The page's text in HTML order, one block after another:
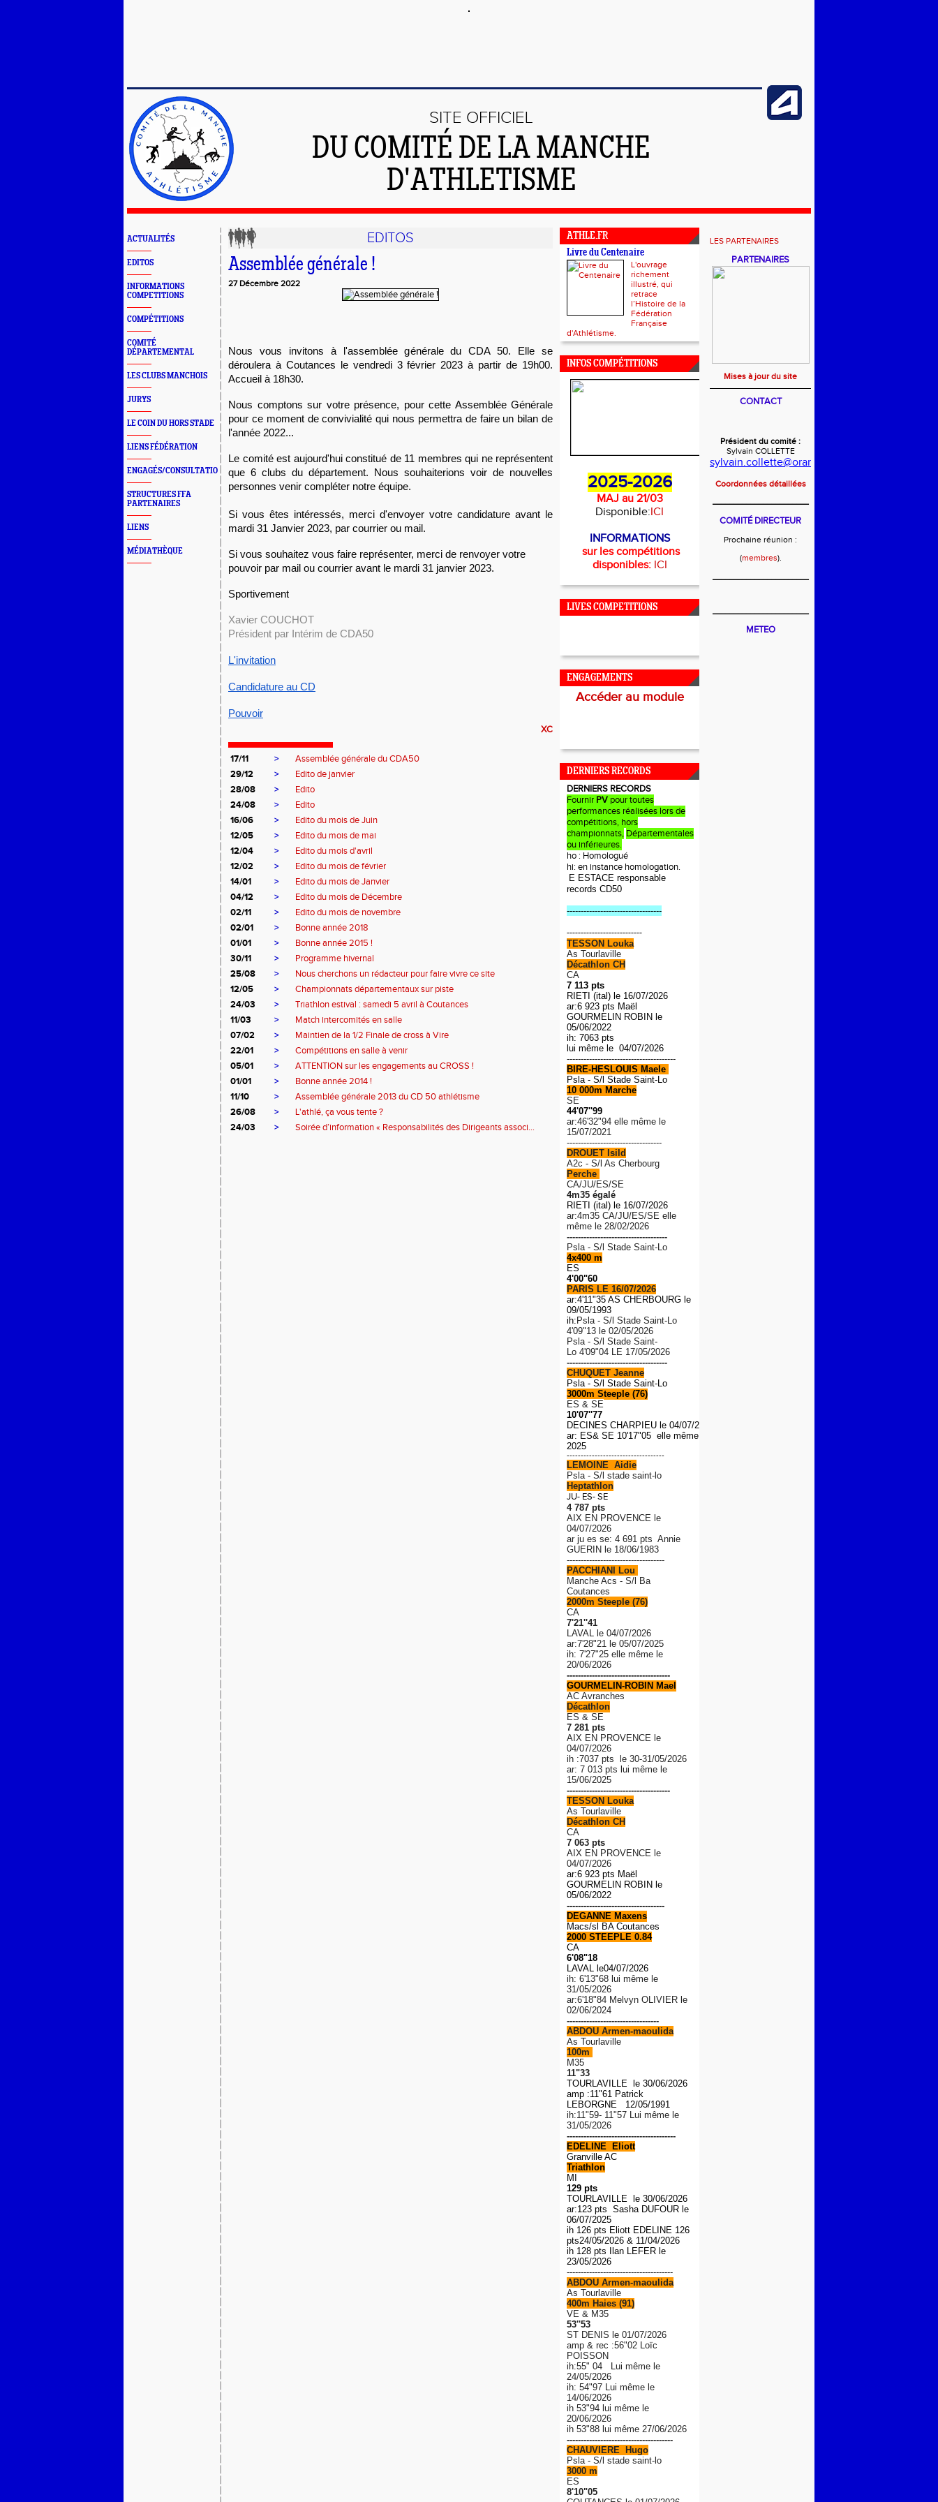
SITE OFFICIEL
DU COMITÉ DE LA MANCHE
D'ATHLETISME
ACTUALITÉS
EDITOS
INFORMATIONS
COMPETITIONS
COMPÉTITIONS
COMITÉ
DÉPARTEMENTAL
LES CLUBS MANCHOIS
JURYS
LE COIN DU HORS STADE
LIENS FÉDÉRATION
ENGAGÉS/CONSULTATION
STRUCTURES FFA
PARTENAIRES
LIENS
MÉDIATHÈQUE
EDITOS
Assemblée générale !
27 Décembre 2022
Nous vous invitons à l'assemblée générale du CDA 50. Elle se
déroulera à Coutances le vendredi 3 février 2023 à partir de 19h00.
Accueil à 18h30.
Nous comptons sur votre présence, pour cette Assemblée Générale
pour ce moment de convivialité qui nous permettra de faire un bilan de
l'année 2022...
Le comité est aujourd'hui constitué de 11 membres qui ne représentent
que 6 clubs du département. Nous souhaiterions voir de nouvelles
personnes venir compléter notre équipe.
Si vous êtes intéressés, merci d'envoyer votre candidature avant le
mardi 31 Janvier 2023, par courrier ou mail.
Si vous souhaitez vous faire représenter, merci de renvoyer votre
pouvoir par mail ou courrier avant le mardi 31 janvier 2023.
Sportivement
Xavier COUCHOT
Président par Intérim de CDA50
L'invitation
Candidature au CD
Pouvoir
XC
17/11 >
Assemblée générale du CDA50
29/12
>
Edito de janvier
28/08
>
Edito
24/08
>
Edito
16/06
>
Edito du mois de Juin
12/05
>
Edito du mois de mai
12/04
>
Edito du mois d'avril
12/02
>
Edito du mois de février
14/01
>
Edito du mois de Janvier
04/12
>
Edito du mois de Décembre
02/11
>
Edito du mois de novembre
02/01
>
Bonne année 2018
01/01
>
Bonne année 2015 !
30/11
>
Programme hivernal
25/08
>
Nous cherchons un rédacteur pour faire vivre ce site
12/05
>
Championnats départementaux sur piste
24/03
>
Triathlon estival : samedi 5 avril à Coutances
11/03
>
Match intercomités en salle
07/02
>
Maintien de la 1/2 Finale de cross à Vire
22/01
>
Compétitions en salle à venir
05/01
>
ATTENTION sur les engagements au CROSS !
01/01
>
Bonne année 2014 !
11/10
>
Assemblée générale 2013 du CD 50 athlétisme
26/08
>
L'athlé, ça vous tente ?
24/03
> Soirée d’information « Responsabilités des Dirigeants associ...
ATHLE.FR
Livre du Centenaire
L'ouvrage
richement
illustré, qui
retrace
l’Histoire de la
Fédération
Française
d'Athlétisme.
INFOS COMPÉTITIONS
2025-2026
MAJ au 21/03
Disponible:ICI
INFORMATIONS
sur les compétitions
disponibles: ICI
LIVES COMPETITIONS
ENGAGEMENTS
Accéder au module
DERNIERS RECORDS
DERNIERS RECORDS
Fournir PV pour toutes
performances réalisées lors de
compétitions, hors
championnats, Départementales
ou inférieures.
ho : Homologué
hi: en instance homologation.
E ESTACE responsable
records CD50
----------------------------------
---------------------------
TESSON Louka
As Tourlaville
Décathlon CH
CA
7 113 pts
RIETI (ital) le 16/07/2026
ar:6 923 pts Maël
GOURMELIN ROBIN le
05/06/2022
ih: 7063 pts
lui même le 04/07/2026
---------------------------------------
BIRE-HESLOUIS Maele
Psla - S/l Stade Saint-Lo
10 000m Marche
SE
44'07''99
ar:46'32"94 elle même le
15/07/2021
----------------------------------
DROUET Isild
A2c - S/l As Cherbourg
Perche
CA/JU/ES/SE
4m35 égalé
RIETI (ital) le 16/07/2026
ar:4m35 CA/JU/ES/SE elle
même le 28/02/2026
------------------------------------
Psla - S/l Stade Saint-Lo
4x400 m
ES
4'00"60
PARIS LE 16/07/2026
ar:4'11"35 AS CHERBOURG le
09/05/1993
ih: Psla - S/l Stade Saint-Lo
4'09"13 le 02/05/2026
Psla - S/l Stade Saint-
Lo 4'09"04 LE 17/05/2026
------------------------------------
CHUQUET Jeanne
Psla - S/l Stade Saint-Lo
3000m Steeple (76)
ES & SE
10'07''77
DECINES CHARPIEU le 04/07/2026
ar: ES& SE 10'17"05 elle même le 01/08/
2025
-----------------------------------
LEMOINE Aidie
Psla - S/l stade saint-lo
Heptathlon
JU- ES- SE
4 787 pts
AIX EN PROVENCE le
04/07/2026
ar ju es se: 4 691 pts Annie
GUERIN le 18/06/1983
-----------------------------------
PACCHIANI Lou
Manche Acs - S/l Ba
Coutances
2000m Steeple (76)
CA
7'21''41
LAVAL le 04/07/2026
ar:7'28"21 le 05/07/2025
ih: 7'27"25 elle même le
20/06/2026
-------------------------------------
GOURMELIN-ROBIN Mael
AC Avranches
Décathlon
ES & SE
7 281 pts
AIX EN PROVENCE le
04/07/2026
ih :7037 pts le 30-31/05/2026
ar: 7 013 pts lui même le
15/06/2025
-------------------------------------
TESSON Louka
As Tourlaville
Décathlon CH
CA
7 063 pts
AIX EN PROVENCE le
04/07/2026
ar:6 923 pts Maël
GOURMELIN ROBIN le
05/06/2022
-----------------------------------
DEGANNE Maxens
Macs/sl BA Coutances
2000 STEEPLE 0.84
CA
6'08"18
LAVAL le04/07/2026
ih: 6'13"68 lui même le
31/05/2026
ar:6'18"84 Melvyn OLIVIER le
02/06/2024
---------------------------------
ABDOU Armen-maoulida
As Tourlaville
100m
M35
11"33
TOURLAVILLE le 30/06/2026
amp :11"61 Patrick
LEBORGNE 12/05/1991
ih:11"59- 11"57 Lui même le
31/05/2026
---------------------------------------
EDELINE Eliott
Granville AC
Triathlon
MI
129 pts
TOURLAVILLE le 30/06/2026
ar:123 pts Sasha DUFOUR le
06/07/2025
ih 126 pts Eliott EDELINE 126
pts24/05/2026 & 11/04/2026
ih 128 pts Ilan LEFER le
23/05/2026
--------------------------------------
ABDOU Armen-maoulida
As Tourlaville
400m Haies (91)
VE & M35
53''53
ST DENIS le 01/07/2026
amp & rec :56"02 Loïc
POISSON
ih:55" 04 Lui même le
24/05/2026
ih: 54"97 Lui même le
14/06/2026
ih 53"94 lui même le
20/06/2026
ih 53"88 lui même 27/06/2026
--------------------------------------
CHAUVIERE Hugo
Psla - S/l stade saint-lo
3000 m
ES
8'10"05
LES PARTENAIRES
PARTENAIRES
Mises à jour du site
CONTACT
Président du comité :
Sylvain COLLETTE
sylvain.collette@orange.fr
Coordonnées détaillées
_______________________
COMITÉ DIRECTEUR
Prochaine réunion :
(membres).
_______________________
_______________________
METEO